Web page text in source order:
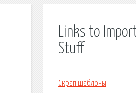
Links to
Stuff
Скрап шаблоны